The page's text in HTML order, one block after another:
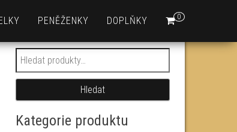
0
PENĚŽENKY DOPLŇKY
Hledat:
Hledat
Kategorie produktu